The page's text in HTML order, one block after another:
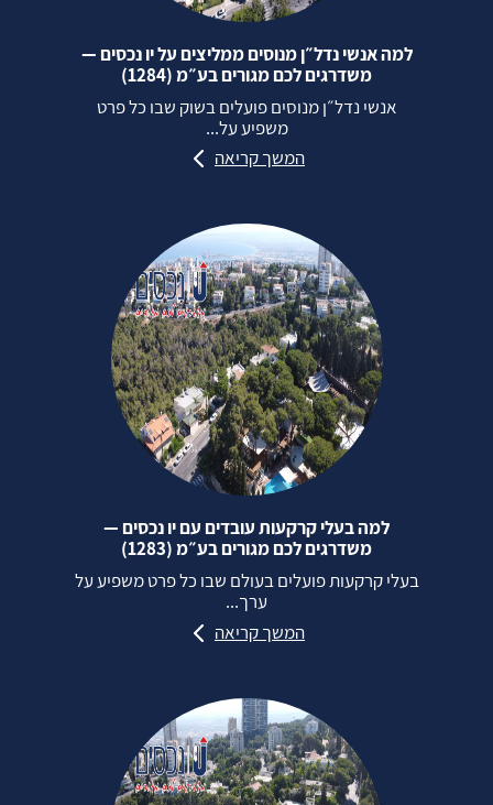
למה אנשי נדל״ן מנוסים ממליצים על יו נכסים —
משדרגים לכם מגורים בע״מ (1284)
אנשי נדל״ן מנוסים פועלים בשוק שבו כל פרט
משפיע על...
המשך קריאה
למה בעלי קרקעות עובדים עם יו נכסים —
משדרגים לכם מגורים בע״מ (1283)
בעלי קרקעות פועלים בעולם שבו כל פרט משפיע על
ערך...
המשך קריאה